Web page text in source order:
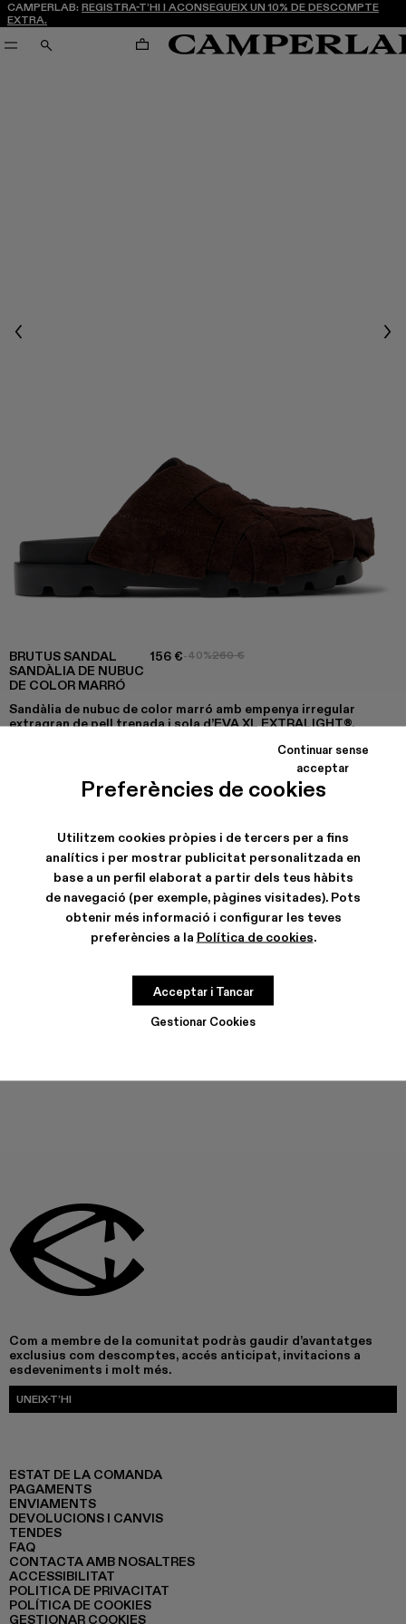
Preferències de cookies
Utilitzem cookies pròpies i de tercers per a fins
analítics i per mostrar publicitat personalitzada en
base a un perfil elaborat a partir dels teus hàbits
de navegació (per exemple, pàgines visitades). Pots
obtenir més informació i configurar les teves
preferències a la Política de cookies.
Gestionar Cookies
Continuar sense
acceptar
Acceptar i Tancar
CAMPERLAB: REGISTRA-T’HI I ACONSEGUEIX UN 10% DE DESCOMPTE
EXTRA.
CERCA CARRO
Previous
BRUTUS SANDAL
SANDÀLIA DE NUBUC
DE COLOR MARRÓ
156 €-40%260 €
Sandàlia de nubuc de color marró amb empenya irregular
extragran de pell trenada i sola d’EVA XL EXTRALIGHT®.
CARACTERÍSTIQUES
CURA DEL PRODUCTE
Com a membre de la comunitat podràs gaudir d’avantatges
exclusius com descomptes, accés anticipat, invitacions a
esdeveniments i molt més.
UNEIX-T’HI
ESTAT DE LA COMANDA
PAGAMENTS
ENVIAMENTS
DEVOLUCIONS I CANVIS
TENDES
FAQ
CONTACTA AMB NOSALTRES
ACCESSIBILITAT
POLITICA DE PRIVACITAT
POLÍTICA DE COOKIES
GESTIONAR COOKIES